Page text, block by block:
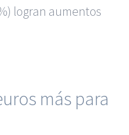
logran aumentos
más para